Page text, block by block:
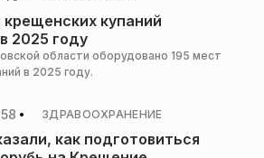
купаний
2025 году
области оборудовано 195 мест
в 2025 году.
ЗДРАВООХРАНЕНИЕ
как подготовиться